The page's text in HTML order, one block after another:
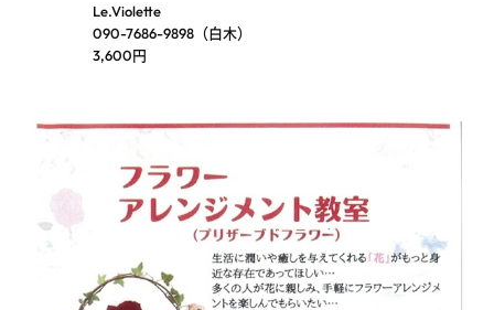
Le.Violette
090-7686-9898（白木）
3,600円